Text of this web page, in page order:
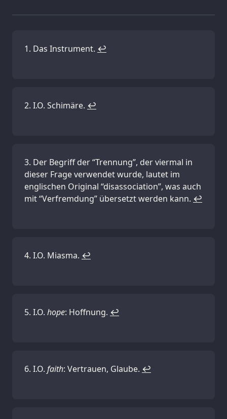
Das Instrument. ↩
I.O. Schimäre. ↩
Der Begriff der “Trennung”, der viermal in
dieser Frage verwendet wurde, lautet im
englischen Original “disassociation”, was auch
mit “Verfremdung” übersetzt werden kann. ↩
I.O. Miasma. ↩
I.O. hope: Hoffnung. ↩
I.O. faith: Vertrauen, Glaube. ↩